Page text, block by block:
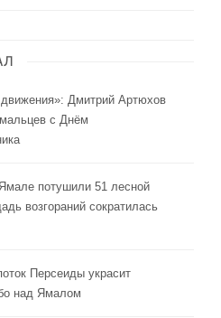
Дмитрий Артюхов
с Днём
потушили 51 лесной
возгораний сократилась
Персеиды украсит
над Ямалом